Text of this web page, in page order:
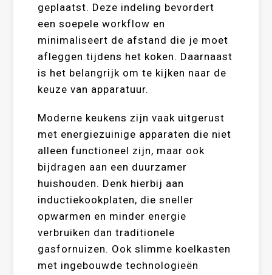
geplaatst. Deze indeling bevordert
een soepele workflow en
minimaliseert de afstand die je moet
afleggen tijdens het koken. Daarnaast
is het belangrijk om te kijken naar de
keuze van apparatuur.
Moderne keukens zijn vaak uitgerust
met energiezuinige apparaten die niet
alleen functioneel zijn, maar ook
bijdragen aan een duurzamer
huishouden. Denk hierbij aan
inductiekookplaten, die sneller
opwarmen en minder energie
verbruiken dan traditionele
gasfornuizen. Ook slimme koelkasten
met ingebouwde technologieën